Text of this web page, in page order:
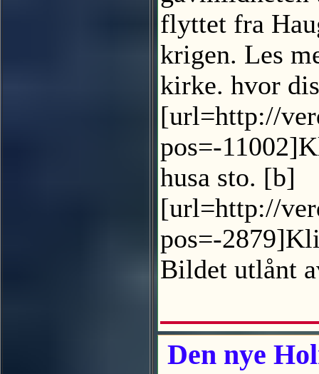
flyttet fra
krigen. Les
kirke. hvor
[url=http://
pos=-
husa sto. [b]
[url=http://
pos=-
Bildet utlånt
Den nye